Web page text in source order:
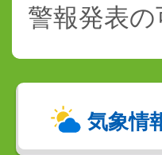
警報発表の
気象情